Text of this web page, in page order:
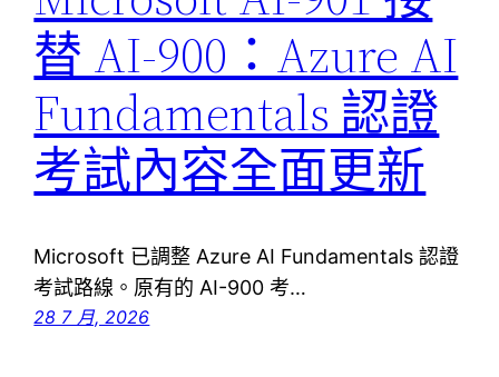
替 AI-900：Azure AI
Fundamentals 認證
考試內容全面更新
Microsoft 已調整 Azure AI Fundamentals 認證
考試路線。原有的 AI-900 考…
28 7 月, 2026